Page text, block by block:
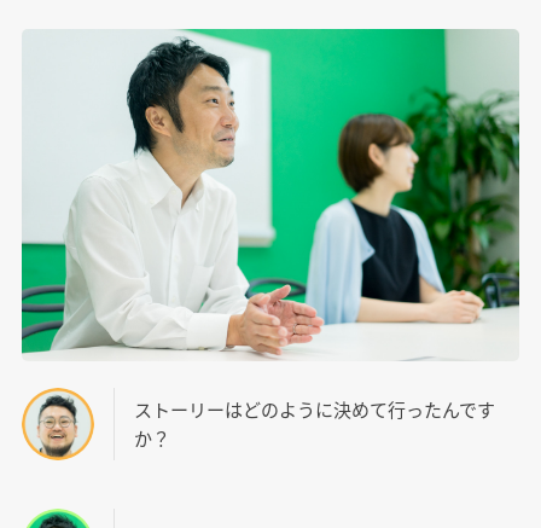
ストーリーはどのように決めて行ったんです
か？